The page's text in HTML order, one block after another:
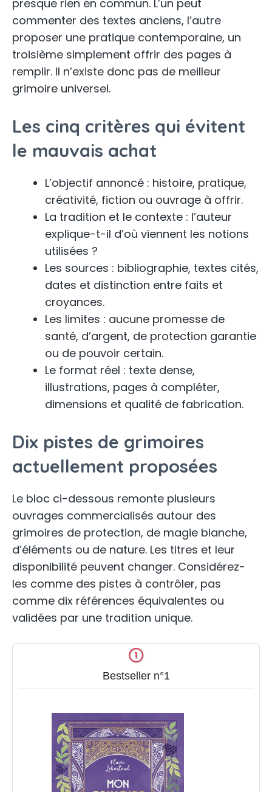
presque rien en commun. L’un peut
commenter des textes anciens, l’autre
proposer une pratique contemporaine, un
troisième simplement offrir des pages à
remplir. Il n’existe donc pas de meilleur
grimoire universel.
Les cinq critères qui évitent
le mauvais achat
L’objectif annoncé : histoire, pratique,
créativité, fiction ou ouvrage à offrir.
La tradition et le contexte : l’auteur
explique-t-il d’où viennent les notions
utilisées ?
Les sources : bibliographie, textes cités,
dates et distinction entre faits et
croyances.
Les limites : aucune promesse de
santé, d’argent, de protection garantie
ou de pouvoir certain.
Le format réel : texte dense,
illustrations, pages à compléter,
dimensions et qualité de fabrication.
Dix pistes de grimoires
actuellement proposées
Le bloc ci-dessous remonte plusieurs
ouvrages commercialisés autour des
grimoires de protection, de magie blanche,
d’éléments ou de nature. Les titres et leur
disponibilité peuvent changer. Considérez-
les comme des pistes à contrôler, pas
comme dix références équivalentes ou
validées par une tradition unique.
Bestseller n°1